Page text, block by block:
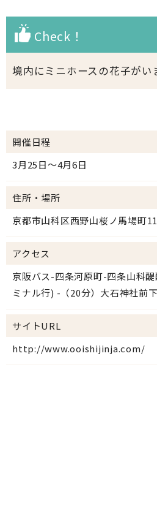
Check！
境内にミニホースの花子がい
開催日程
3月25日～4月6日
住所・場所
京都市山科区西野山桜ノ馬場町
アクセス
京阪バス-四条河原町-四条山科
ミナル行) -（20分）大石神社前
サイトURL
http://www.ooishijinja.com/